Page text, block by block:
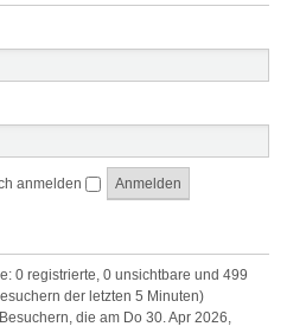
anmelden
0 registrierte, 0 unsichtbare und 499
der letzten 5 Minuten)
Besuchern, die am Do 30. Apr 2026,